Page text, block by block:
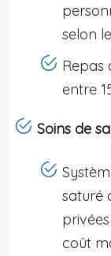
selon
Repas
entre
Soins de
saturé
coût